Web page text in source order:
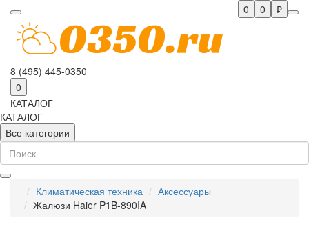
₽
0
0
8 (495) 445-0350
0
КАТАЛОГ
КАТАЛОГ
Все категории
Климатическая техника
Аксессуары
Жалюзи Haier P1B-890IA